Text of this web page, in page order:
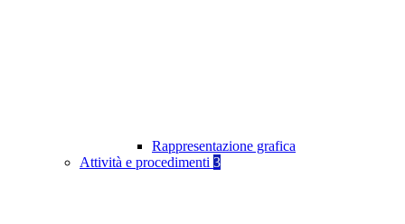
Rappresentazione grafica
Attività e procedimenti 3